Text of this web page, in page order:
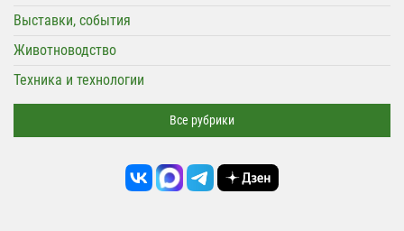
Выставки, события
Животноводство
Техника и технологии
Все рубрики